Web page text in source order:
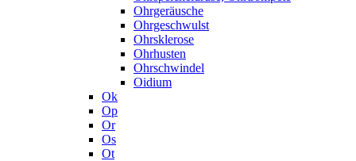
Ohrgeräusche
Ohrgeschwulst
Ohrsklerose
Ohrhusten
Ohrschwindel
Oidium
Ok
Op
Or
Os
Ot